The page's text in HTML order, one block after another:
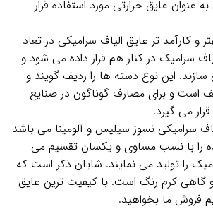
عنوان عایق حرارتی مورد استفاده قرار
و کارآمد تر عایق الیاف سرامیکی در تعاد
رشته الیاف سرامیک در کنار هم قرار داده می شود و
سازند. این نوع دسته ها را ردیف گویند و
است و برای مصارف گوناگون در صنایع
می گیرد.
سرامیکی نسوز سیلیس و آلومینا می باشد
را با نسب مساوی و یکسان تقسیم می
را تولید می نمایند. شایان ذکر است که
گاهی کرم رنگ است. با کیفیت ترین عایق
فروش ما بخواهید.